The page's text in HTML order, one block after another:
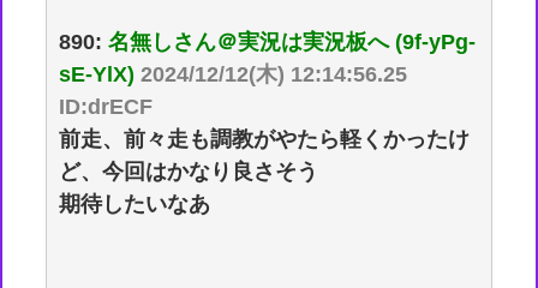
890:名無しさん＠実況は実況板へ (9f-yPg-
sE-YlX) 2024/12/12(木) 12:14:56.25
ID:drECF
前走、前々走も調教がやたら軽くかったけ
ど、今回はかなり良さそう
期待したいなあ